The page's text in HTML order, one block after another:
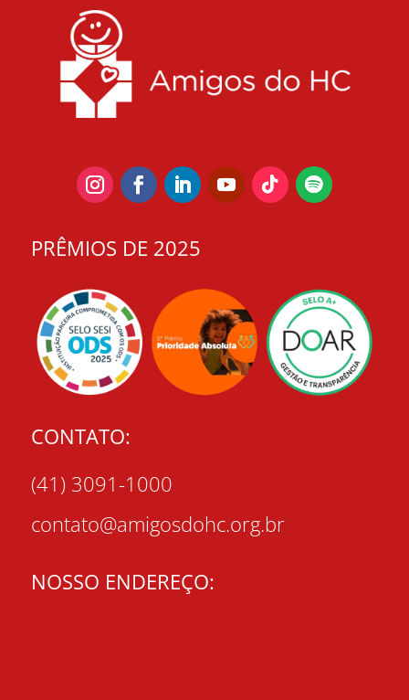
PRÊMIOS DE 2025
CONTATO:
(41) 3091-1000
contato@amigosdohc.org.br
NOSSO ENDEREÇO: